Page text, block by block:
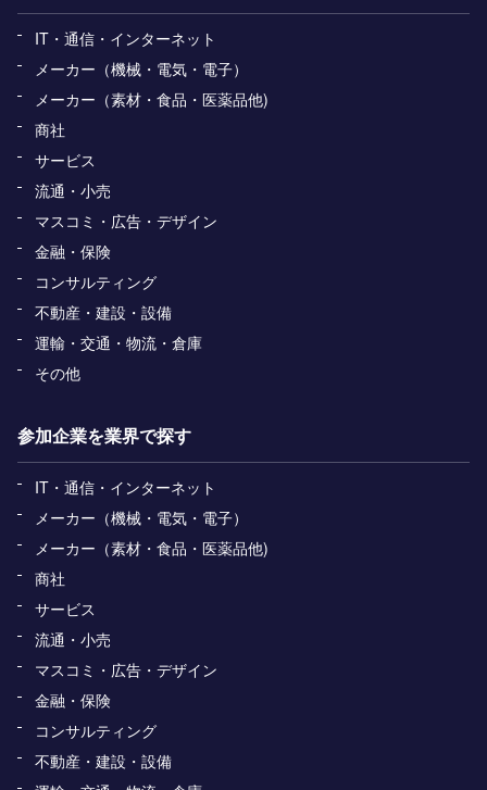
IT・通信・インターネット
メーカー（機械・電気・電子）
メーカー（素材・食品・医薬品他)
商社
サービス
流通・小売
マスコミ・広告・デザイン
金融・保険
コンサルティング
不動産・建設・設備
運輸・交通・物流・倉庫
その他
参加企業を業界で探す
IT・通信・インターネット
メーカー（機械・電気・電子）
メーカー（素材・食品・医薬品他)
商社
サービス
流通・小売
マスコミ・広告・デザイン
金融・保険
コンサルティング
不動産・建設・設備